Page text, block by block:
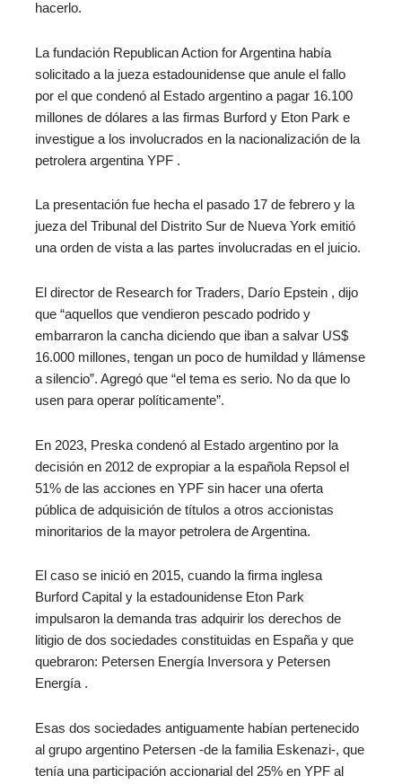
hacerlo.
La fundación Republican Action for Argentina había
solicitado a la jueza estadounidense que anule el fallo
por el que condenó al Estado argentino a pagar 16.100
millones de dólares a las firmas Burford y Eton Park e
investigue a los involucrados en la nacionalización de la
petrolera argentina YPF .
La presentación fue hecha el pasado 17 de febrero y la
jueza del Tribunal del Distrito Sur de Nueva York emitió
una orden de vista a las partes involucradas en el juicio.
El director de Research for Traders, Darío Epstein , dijo
que “aquellos que vendieron pescado podrido y
embarraron la cancha diciendo que iban a salvar US$
16.000 millones, tengan un poco de humildad y llámense
a silencio”. Agregó que “el tema es serio. No da que lo
usen para operar políticamente”.
En 2023, Preska condenó al Estado argentino por la
decisión en 2012 de expropiar a la española Repsol el
51% de las acciones en YPF sin hacer una oferta
pública de adquisición de títulos a otros accionistas
minoritarios de la mayor petrolera de Argentina.
El caso se inició en 2015, cuando la firma inglesa
Burford Capital y la estadounidense Eton Park
impulsaron la demanda tras adquirir los derechos de
litigio de dos sociedades constituidas en España y que
quebraron: Petersen Energía Inversora y Petersen
Energía .
Esas dos sociedades antiguamente habían pertenecido
al grupo argentino Petersen ‑de la familia Eskenazi‑, que
tenía una participación accionarial del 25% en YPF al